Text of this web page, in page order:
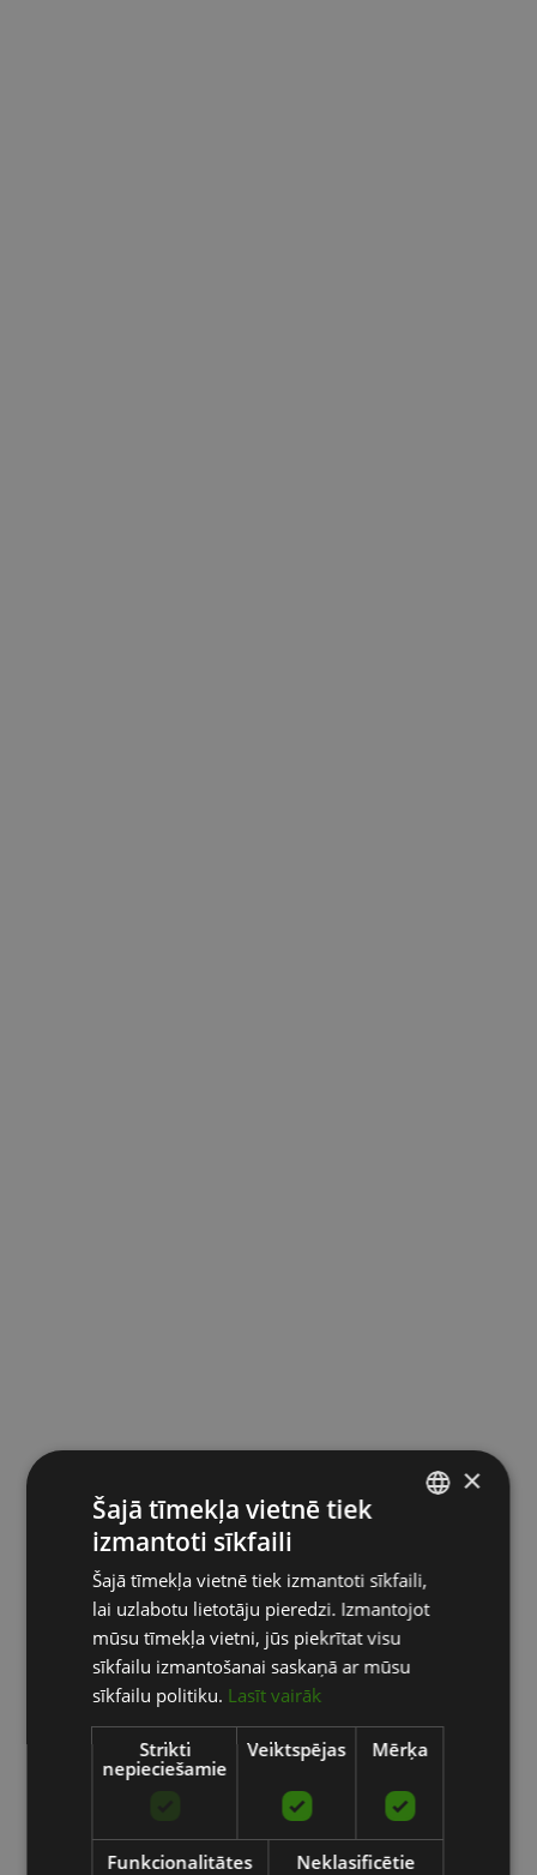
ENGLISH
RUSSIAN
×
Šajā tīmekļa vietnē tiek
izmantoti sīkfaili
Šajā tīmekļa vietnē tiek izmantoti sīkfaili,
lai uzlabotu lietotāju pieredzi. Izmantojot
mūsu tīmekļa vietni, jūs piekrītat visu
sīkfailu izmantošanai saskaņā ar mūsu
sīkfailu politiku. Lasīt vairāk
Strikti
nepieciešamie
Veiktspējas Mērķa
Funkcionalitātes Neklasificētie